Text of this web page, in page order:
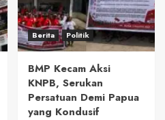
Berita Politik
BMP Kecam Aksi
KNPB, Serukan
Persatuan Demi Papua
yang Kondusif